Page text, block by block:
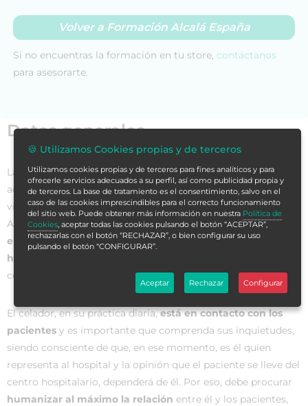
Datos generales
La humanización es un proceso mediante el cual se
adquierenrasgos típicos del ser humano, desde el punto de
vista biológico, antropológico, espiritual, racional y social.
Aplicada a los cuidados, esta humanización esla interacción
entre los conocimientos de la ciencia y los valores del ser
humano
centrada en el individuo, a través de un vínculo.
El celador, en su práctica diaria,está en contacto con los
pacientes y es importante que comprenda sus inquietudes,
siendo consciente de que, en ese momento, es él quien
representa al hospital y la opinión que el paciente se lleve del
centro hospitalario, dependerá de él. Por eso, debe procurar
humanizar al máximo la relación entre él y los pacientes,
Volver a Formación Alcalá España
Si no encuentras la formación en tu store, contáctanos
para asesorarte.
🍪 Utilizamos Cookies propias y de terceros
Utilizamos cookies propias y de terceros para fines analíticos y para
ofrecerle servicios adecuados a su perfil, así como publicidad propia y
de terceros. La base de tratamiento es el consentimiento, salvo en el
caso de las cookies imprescindibles para el correcto funcionamiento
del sitio web. Puede obtener más información en nuestra Política de
Cookies, aceptar todas las cookies pulsando el botón “ACEPTAR”,
rechazarlas con el botón “RECHAZAR”, o bien configurar su uso
pulsando el botón “CONFIGURAR”.
Aceptar Rechazar Configurar